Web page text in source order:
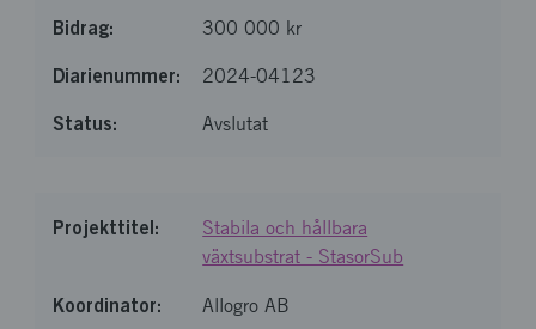
300 000 kr
2024-04123
Avslutat
Stabila och hållbara
växtsubstrat - StasorSub
Allogro AB